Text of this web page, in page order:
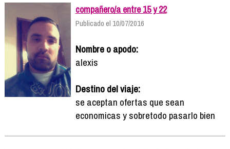
compañero/a entre 15 y 22
Publicado el 10/07/2016
Nombre o apodo:
alexis
Destino del viaje:
se aceptan ofertas que sean
economicas y sobretodo pasarlo bien